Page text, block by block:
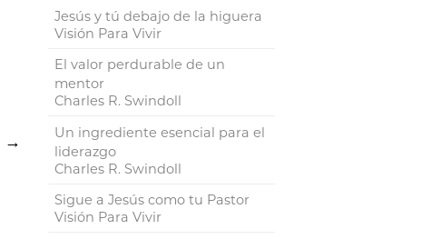
→
Jesús y tú debajo de la higuera
Visión Para Vivir
El valor perdurable de un
mentor
Charles R. Swindoll
Un ingrediente esencial para el
liderazgo
Charles R. Swindoll
Sigue a Jesús como tu Pastor
Visión Para Vivir